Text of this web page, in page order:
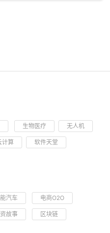
生物医疗 无人机
计算 软件天堂
汽车 电商O2O
故事 区块链